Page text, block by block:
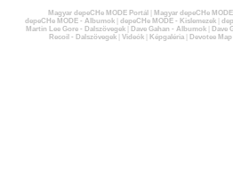
Magyar depeCHe MODE Portál
Magyar depeCHe
depeCHe MODE - Albumok| depeCHe MODE - Kislemezek|
Martin Lee Gore - Dalszövegek| Dave Gahan - Albumok|
Dave
Recoil - Dalszövegek| Videók| Képgaléria| Devotee Map